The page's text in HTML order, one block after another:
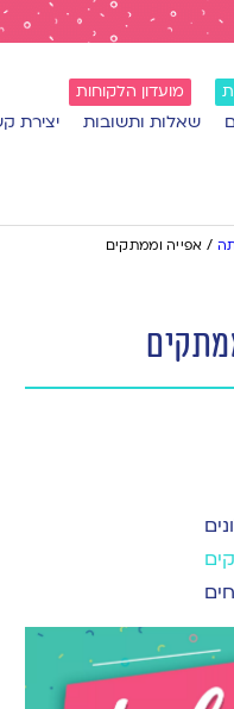
מועדון הלקוחות
שאלות ותשובות יצירת
/ אפייה וממתקים